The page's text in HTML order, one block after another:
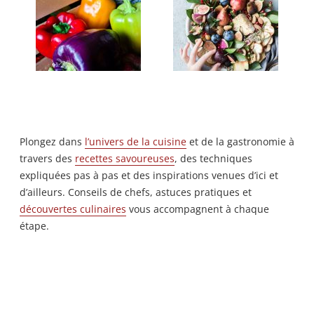
Plongez dans l’univers de la cuisine et de la gastronomie à
travers des recettes savoureuses, des techniques
expliquées pas à pas et des inspirations venues d’ici et
d’ailleurs. Conseils de chefs, astuces pratiques et
découvertes culinaires vous accompagnent à chaque
étape.